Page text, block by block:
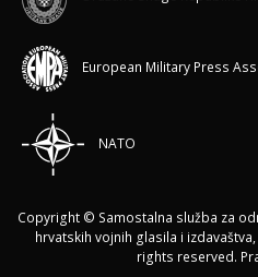
European Military Press
NATO
Copyright © Samostalna služba za
hrvatskih vojnih glasila i
rights reserved.